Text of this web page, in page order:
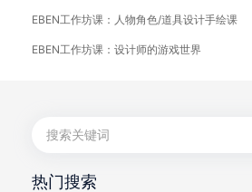
EBEN工作坊课：人物角色/道具设计手绘课
EBEN工作坊课：设计师的游戏世界
热门搜索